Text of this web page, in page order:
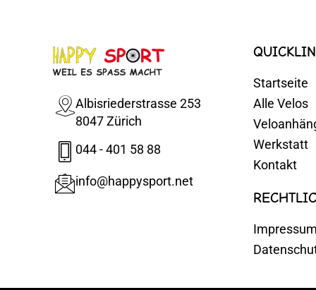
Albisriederstrasse 253
8047 Zürich
044 - 401 58 88
info@happysport.net
Startseite
Alle Velos
Werkstatt
Kontakt
Impressum